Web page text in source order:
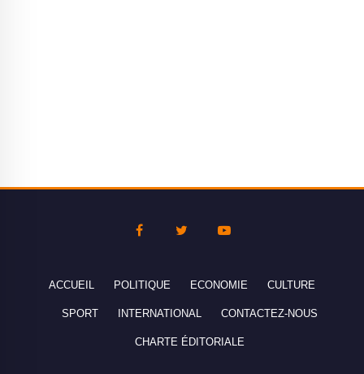
ACCUEIL POLITIQUE ECONOMIE CULTURE
SPORT INTERNATIONAL CONTACTEZ-NOUS
CHARTE ÉDITORIALE